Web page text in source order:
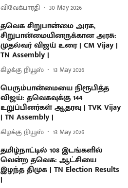
விவேக்பாரதி 30 May 2026
தவெக சிறுபான்மை அரசு,
சிறுபான்மையினருக்கான அரசு:
முதல்வர் விஜய் உரை | CM Vijay |
TN Assembly |
கிழக்கு நியூஸ் 13 May 2026
பெரும்பான்மையை நிரூபித்த
விஜய்: தவெகவுக்கு 144
உறுப்பினர்கள் ஆதரவு | TVK Vijay
| TN Assembly |
கிழக்கு நியூஸ் 13 May 2026
தமிழ்நாட்டில் 108 இடங்களில்
வென்ற தவெக: ஆட்சியை
இழந்த திமுக | TN Election Results
|